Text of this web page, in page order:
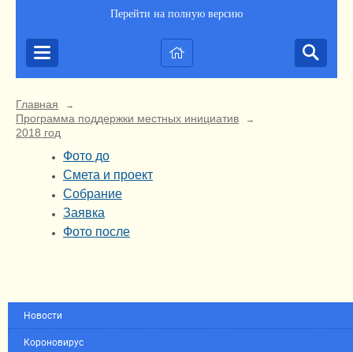
Перейти на полную версию
Главная →
Программа поддержки местных инициатив →
2018 год
Фото до
Смета и проект
Собрание
Заявка
Фото после
Новости
Короновирус